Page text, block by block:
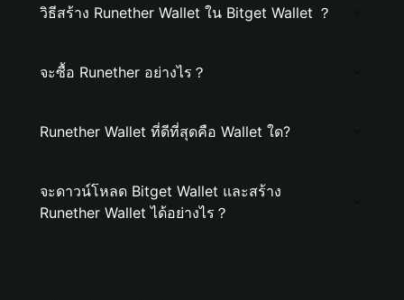
วิธีสร้าง Runether Wallet ใน Bitget Wallet ？
จะซื้อ Runether อย่างไร？
Runether Wallet ที่ดีที่สุดคือ Wallet ใด?
จะดาวน์โหลด Bitget Wallet และสร้าง
Runether Wallet ได้อย่างไร？